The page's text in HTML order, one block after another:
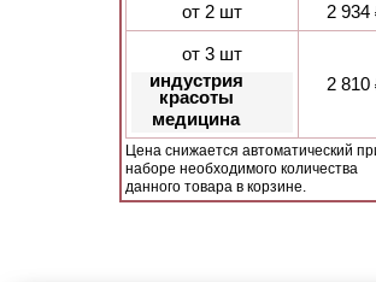
от 2 шт
2 934
от 3 шт
индустрия
красоты
медицина
2 810
Цена снижается автоматический
наборе необходимого количества
данного товара в корзине.